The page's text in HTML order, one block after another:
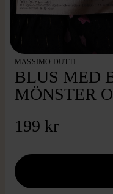
MASSIMO DUTTI
BLUS MED
MÖNSTER
199 kr